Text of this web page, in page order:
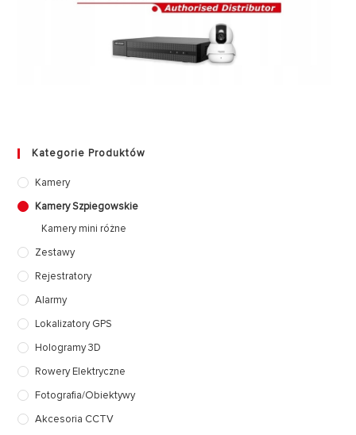
Kategorie Produktów
Kamery
Kamery Szpiegowskie
Kamery mini różne
Zestawy
Rejestratory
Alarmy
Lokalizatory GPS
Hologramy 3D
Rowery Elektryczne
Fotografia/Obiektywy
Akcesoria CCTV